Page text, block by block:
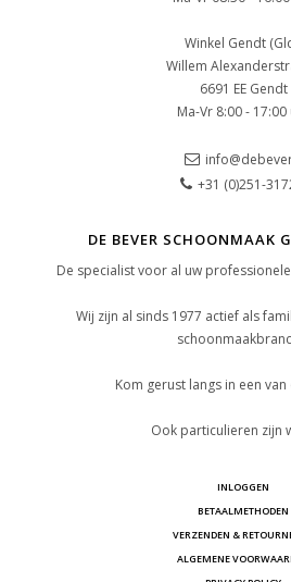
Winkel Gendt
Willem
6691 EE Gendt
Ma-Vr 8:00 - 17:00
+31 (0)251-
DE BEVER SCHOONMAAK
De specialist voor al uw
Wij zijn al sinds 1977 actief als
Kom gerust langs in een van
Ook particulieren zijn
INLOGGEN
BETAALMETHODEN
VERZENDEN &
ALGEMENE